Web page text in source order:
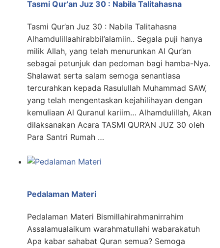
Tasmi Qur’an Juz 30 : Nabila Talitahasna
Tasmi Qur’an Juz 30 : Nabila Talitahasna
Alhamdulillaahirabbil’alamiin.. Segala puji hanya
milik Allah, yang telah menurunkan Al Qur’an
sebagai petunjuk dan pedoman bagi hamba-Nya.
Shalawat serta salam semoga senantiasa
tercurahkan kepada Rasulullah Muhammad SAW,
yang telah mengentaskan kejahilihayan dengan
kemuliaan Al Quranul kariim… Alhamdulillah, Akan
dilaksanakan Acara TASMI QUR’AN JUZ 30 oleh
Para Santri Rumah …
Pedalaman Materi
Pedalaman Materi Bismillahirahmanirrahim
Assalamualaikum warahmatullahi wabarakatuh
Apa kabar sahabat Quran semua? Semoga